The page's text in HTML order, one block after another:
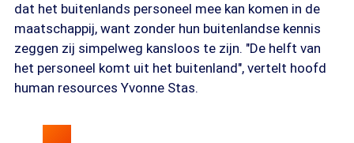
dat het buitenlands personeel mee kan komen in de
maatschappij, want zonder hun buitenlandse kennis
zeggen zij simpelweg kansloos te zijn. "De helft van
het personeel komt uit het buitenland", vertelt hoofd
human resources Yvonne Stas.